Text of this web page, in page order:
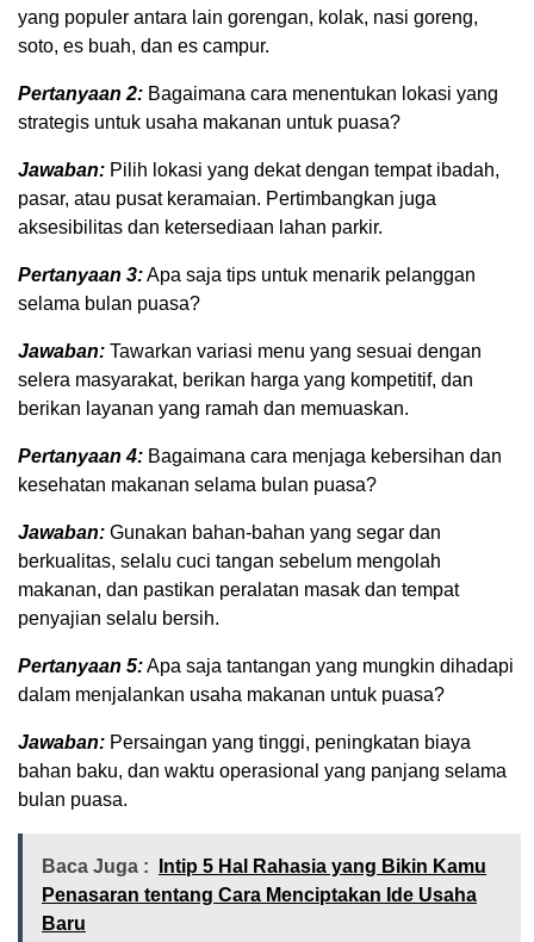
yang populer antara lain gorengan, kolak, nasi goreng,
soto, es buah, dan es campur.
Pertanyaan 2: Bagaimana cara menentukan lokasi yang
strategis untuk usaha makanan untuk puasa?
Jawaban: Pilih lokasi yang dekat dengan tempat ibadah,
pasar, atau pusat keramaian. Pertimbangkan juga
aksesibilitas dan ketersediaan lahan parkir.
Pertanyaan 3:Apa saja tips untuk menarik pelanggan
selama bulan puasa?
Jawaban: Tawarkan variasi menu yang sesuai dengan
selera masyarakat, berikan harga yang kompetitif, dan
berikan layanan yang ramah dan memuaskan.
Pertanyaan 4: Bagaimana cara menjaga kebersihan dan
kesehatan makanan selama bulan puasa?
Jawaban: Gunakan bahan-bahan yang segar dan
berkualitas, selalu cuci tangan sebelum mengolah
makanan, dan pastikan peralatan masak dan tempat
penyajian selalu bersih.
Pertanyaan 5:Apa saja tantangan yang mungkin dihadapi
dalam menjalankan usaha makanan untuk puasa?
Jawaban: Persaingan yang tinggi, peningkatan biaya
bahan baku, dan waktu operasional yang panjang selama
bulan puasa.
Baca Juga :
Intip 5 Hal Rahasia yang Bikin Kamu
Penasaran tentang Cara Menciptakan Ide Usaha
Baru